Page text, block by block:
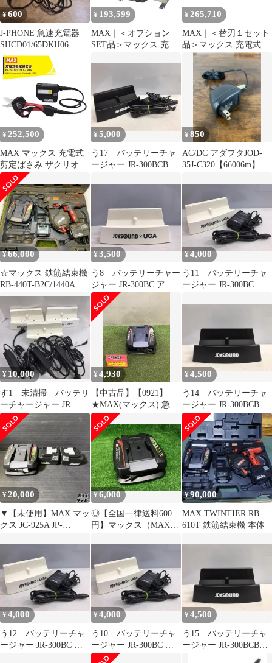
¥600
J-PHONE 急速充電器
SHCD01/65DKH06
¥ 193,599
MAX｜＜オプション
SET品＞マックス 充電
ラステープルボビンx6
巻セット品
¥ 265,710
MAX｜＜替刃１セット
品＞マックス 充電式剪
定ばさみ ザクリオ PA-
SJ301-BCK/50A 大容量
5.0Ahモデル！ 剪定バ
サミ はさみ
¥ 252,500
MAX マックス 充電式
剪定ばさみ ザクリオ
PA-SJ301-BCK/50A 大容
量5.0Ahモデル！ 剪定
バサミ はさみ
¥5,000
う17 バッテリーチャ
ージャー JR-300BCBK
¥850
AC/DC アダプタJOD-
35J-C320【66006m】
¥66,000
☆マックス 鉄筋結束機
RB-440T-B2C/1440A バ
ッテリ、充電器、ケー
ス付 最大
D25xD13xD13 動作確
認済み
¥3,500
う8 バッテリーチャー
ジャー JR-300BC アダ
プター無し 動作確認
済み
¥4,000
う11 バッテリーチャ
ージャー JR-300BC ア
¥ 10,000
す1 未清掃 バッテリ
ーチャージャー JR-
300BC 3台セット 動
作確認済
¥4,930
【中古品】【0921】
★MAX(マックス) 急速
充電器 JC-925A
ITPYWE31Z1Q0
¥4,500
う14 バッテリーチャ
ージャー JR-300BCBK
アダプター無 動作確
認済
¥20,000
▼【未使用】MAX マッ
クス JC-925A JP-
※PSEマーク有 14.4V
5.0Ah
¥6,000
◎【全国一律送料600
円】マックス（MAX）
確認済み
¥90,000
MAX TWINTIER RB-
610T 鉄筋結束機 本体
¥4,000
う12 バッテリーチャ
ージャー JR-300BC ア
¥4,000
う10 バッテリーチャ
ージャー JR-300BC ア
ダプター付き 動作確認
¥4,500
う15 バッテリーチャ
ージャー JR-300BCBK
アダプター無 動作確